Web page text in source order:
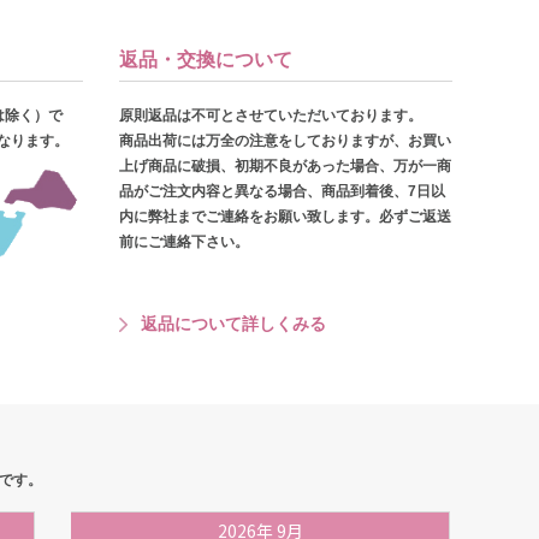
除く）で
ります。
返品・交換について
原則返品は不可とさせていただいております。
商品出荷には万全の注意をしておりますが、お買い
上げ商品に破損、初期不良があった場合、万が一商
品がご注文内容と異なる場合、商品到着後、7日以
内に弊社までご連絡をお願い致します。必ずご返送
前にご連絡下さい。
返品について詳しくみる
す。
2026年 9月